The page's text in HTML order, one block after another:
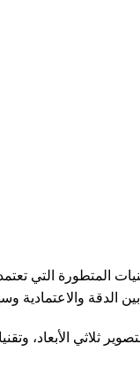
المتطورة التي تعتمد
الدقة والاعتمادية
ثلاثي الأبعاد،